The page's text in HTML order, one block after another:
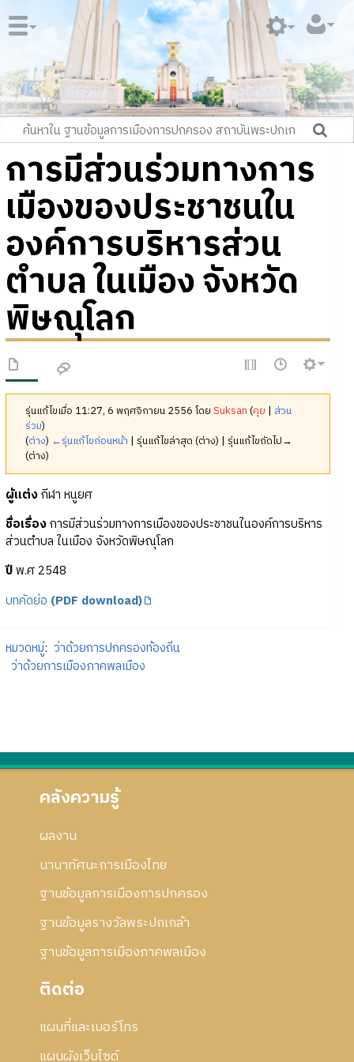
การมีส่วนร่วมทางการ
เมืองของประชาชนใน
องค์การบริหารส่วน
ตำบล ในเมือง จังหวัด
พิษณุโลก
รุ่นแก้ไขเมื่อ 11:27, 6 พฤศจิกายน 2556 โดยSuksan (คุย | ส่วน
ร่วม)
(ต่าง) ←รุ่นแก้ไขก่อนหน้า | รุ่นแก้ไขล่าสุด (ต่าง) | รุ่นแก้ไขถัดไป→
(ต่าง)
ผู้แต่งกีฬา หนูยศ
ชื่อเรื่องการมีส่วนร่วมทางการเมืองของประชาชนในองค์การบริหาร
ส่วนตำบล ในเมือง จังหวัดพิษณุโลก
ปีพ.ศ 2548
บทคัดย่อ (PDF download)
หมวดหมู่: ว่าด้วยการปกครองท้องถิ่น
ว่าด้วยการเมืองภาคพลเมือง
คลังความรู้
ผลงาน
นานาทัศนะการเมืองไทย
ฐานข้อมูลการเมืองการปกครอง
ฐานข้อมูลรางวัลพระปกเกล้า
ฐานข้อมูลการเมืองภาคพลเมือง
ติดต่อ
แผนที่และเบอร์โทร
แผนผังเว็บไซด์